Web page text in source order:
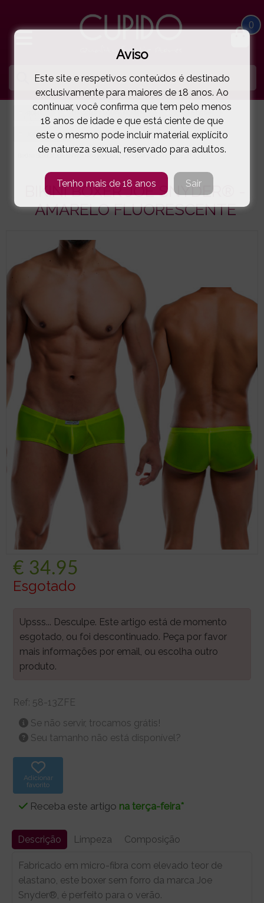
0
LINGERIE E ROUPA HOMEM JOE SNYDER®
JOE SNYDER®
( 58-13ZFE )
BIKINI BOXER JOE SNYDER® -
AMARELO FLUORESCENTE
€ 34.95
Esgotado
Upsss... Desculpe. Este artigo está de momento
esgotado, ou foi descontinuado. Peça por favor
mais informações por email, ou escolha outro
produto.
Ref: 58-13ZFE
Se não servir, trocamos grátis!
Seu tamanho não está disponível?
Adicionar
favorito
Receba este artigo na terça-feira*
Descrição Limpeza Composição
Fabricado em micro-fibra com elevado teor de
elastano, este boxer sem forro da marca Joe
Snyder®, é perfeito para o verão.
Aviso
Este site e respetivos conteúdos é destinado
exclusivamente para maiores de 18 anos. Ao
continuar, você confirma que tem pelo menos
18 anos de idade e que está ciente de que
este o mesmo pode incluir material explícito
de natureza sexual, reservado para adultos.
Tenho mais de 18 anos Sair